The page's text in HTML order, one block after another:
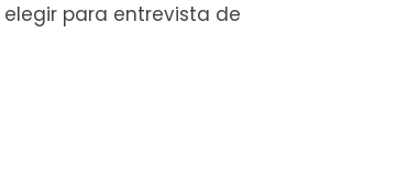
para entrevista de